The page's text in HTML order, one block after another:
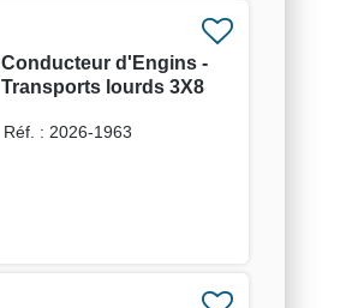
Conducteur d'Engins -
Transports lourds 3X8
Réf. : 2026-1963